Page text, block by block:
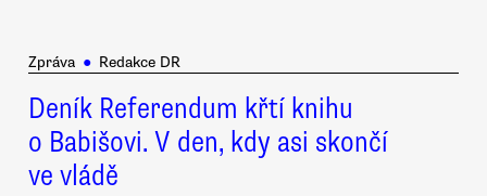
Zpráva ● Redakce DR
Deník Referendum křtí knihu
o Babišovi. V den, kdy asi skončí
ve vládě